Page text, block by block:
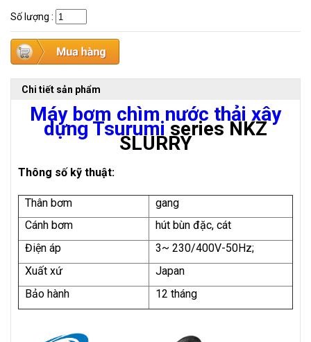
Số lượng :
Chi tiết sản phẩm
Máy bơm chìm nước thải xây
dựng Tsurumi series NKZ
SLURRY
Thông số kỹ thuật:
Thân bơm
gang
Cánh bơm
hút bùn đặc, cát
Điện áp
3~ 230/400V-50Hz;
Xuất xứ
Japan
Bảo hành
12 tháng